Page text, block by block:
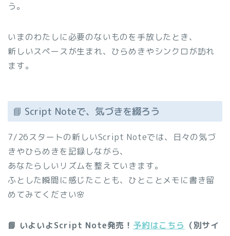
う。
いまのわたしに必要のないものを手放したとき、
新しいスペースが生まれ、ひらめきやシンクロが訪れ
ます。
📘 Script Noteで、気づきを綴ろう
7/26スタートの新しいScript Noteでは、日々の気づ
きやひらめきを記録しながら、
あなたらしいリズムを整えていきます。
ふとした瞬間に感じたことも、ひとことメモに書き留
めてみてください🌸
📘 いよいよScript Note発売！ 予約はこちら （別サイ